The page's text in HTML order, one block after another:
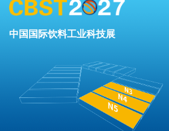
中国国际饮料工业科技展